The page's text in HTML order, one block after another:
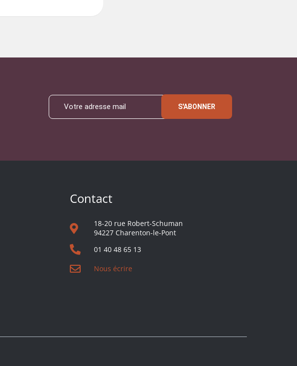
S'ABONNER
Contact
18-20 rue Robert-Schuman
94227 Charenton-le-Pont
01 40 48 65 13
Nous écrire